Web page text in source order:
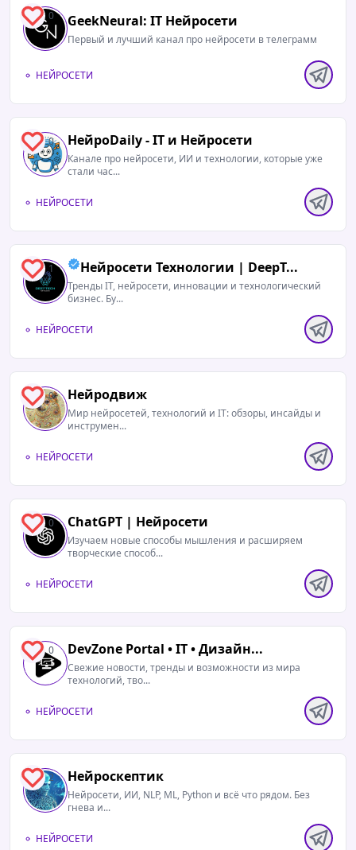
0 GeekNeural: IT Нейросети
Первый и лучший канал про нейросети в телеграмм
НЕЙРОСЕТИ
0 НейроDaily - IT и Нейросети
Канале про нейросети, ИИ и технологии, которые уже
стали час...
НЕЙРОСЕТИ
1 Нейросети Технологии | DeepT...
Тренды IT, нейросети, инновации и технологический
бизнес. Бу...
НЕЙРОСЕТИ
0 Нейродвиж
Мир нейросетей, технологий и IT: обзоры, инсайды и
инструмен...
НЕЙРОСЕТИ
0 ChatGPT | Нейросети
Изучаем новые способы мышления и расширяем
творческие способ...
НЕЙРОСЕТИ
0 DevZone Portal • IT • Дизайн...
Свежие новости, тренды и возможности из мира
технологий, тво...
НЕЙРОСЕТИ
2 Нейроскептик
Нейросети, ИИ, NLP, ML, Python и всё что рядом. Без
гнева и...
НЕЙРОСЕТИ